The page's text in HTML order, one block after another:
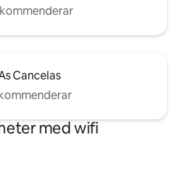
Cancelas
med wifi